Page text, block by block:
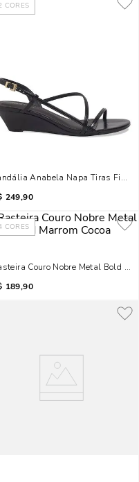
Marrom Terracota
CORES
Anabela Napa Tiras Finas
249,90
CORES
Couro Nobre Metal Bold
189,90
Berry